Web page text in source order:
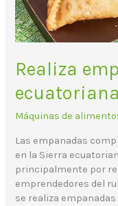
Realiza
Máquinas de
Las empanadas
en la Sierra
principalmente por
emprendedores del
se realiza